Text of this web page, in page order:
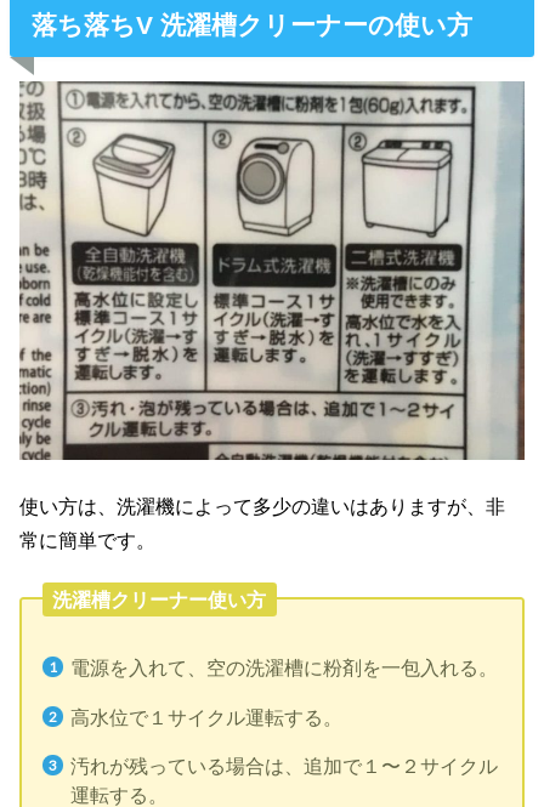
落ち落ちV 洗濯槽クリーナーの使い方
使い方は、洗濯機によって多少の違いはありますが、非
常に簡単です。
洗濯槽クリーナー使い方
電源を入れて、空の洗濯槽に粉剤を一包入れる。
高水位で１サイクル運転する。
汚れが残っている場合は、追加で１〜２サイクル
運転する。